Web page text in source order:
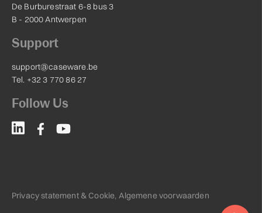
De Burburestraat 6-8 bus 3
B - 2000 Antwerpen
Support
support@caseware.be
Tel. +32 3 770 86 27
Follow Us
Privacy statement & Cookie, Algemene voorwaarden